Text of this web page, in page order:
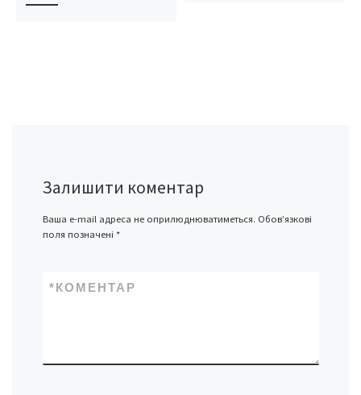
Залишити коментар
Ваша e-mail адреса не оприлюднюватиметься. Обов’язкові
поля позначені *
КОМЕНТАР
*